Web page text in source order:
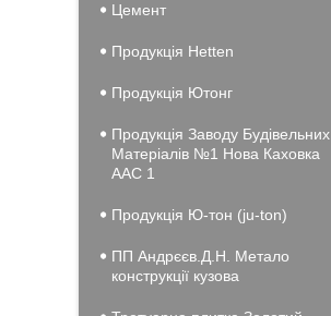
Цемент
Продукція Hеtten
Продукція Ютонг
Продукція Заводу Будівельних
Матеріалів №1 Нова Каховка
ААС 1
Продукція Ю-тон (ju-ton)
ПП Андрєєв.Д.Н. Метало
конструкції кузова